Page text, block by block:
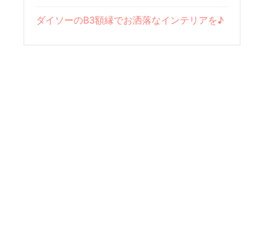
ダイソーのB3額縁でお洒落なインテリアを♪